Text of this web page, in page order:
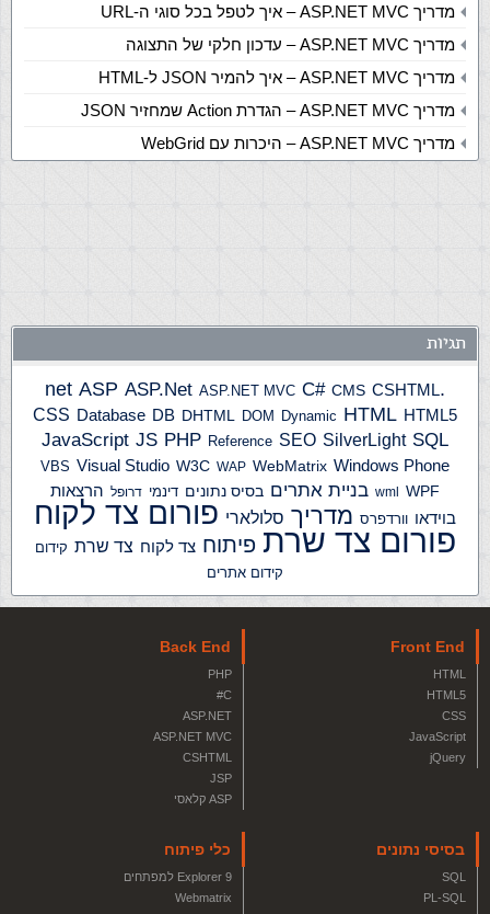
מדריך ASP.NET MVC – איך לטפל בכל סוגי ה-URL
מדריך ASP.NET MVC – עדכון חלקי של התצוגה
מדריך ASP.NET MVC – איך להמיר JSON ל-HTML
מדריך ASP.NET MVC – הגדרת Action שמחזיר JSON
מדריך ASP.NET MVC – היכרות עם WebGrid
תגיות
.net
ASP ASP.Net ASP.NET MVC C# CMS CSHTML
CSS Database DB DHTML DOM Dynamic HTML HTML5
JavaScript JS PHP Reference SEO SilverLight SQL
VBS Visual Studio W3C WAP WebMatrix Windows Phone
wml WPF בניית אתרים בסיס נתונים דינמי דרופל הרצאות
בוידאו וורדפרס מדריך סלולארי פורום צד לקוח
פורום צד שרת פיתוח צד לקוח צד שרת קידום
קידום אתרים
Front End
HTML
HTML5
CSS
JavaScript
jQuery
Back End
PHP
C#
ASP.NET
ASP.NET MVC
CSHTML
JSP
ASP קלאסי
בסיסי נתונים
SQL
PL-SQL
כלי פיתוח
Explorer 9 למפתחים
Webmatrix